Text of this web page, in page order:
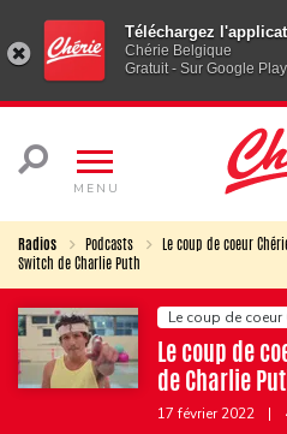
Téléchargez
Chérie Belgique
Gratuit - Sur Google Play
MENU
Radios Podcasts Le coup de coeur
Switch de Charlie Puth
Le coup de coeur
Le coup de
de Charlie
17 février 2022 |